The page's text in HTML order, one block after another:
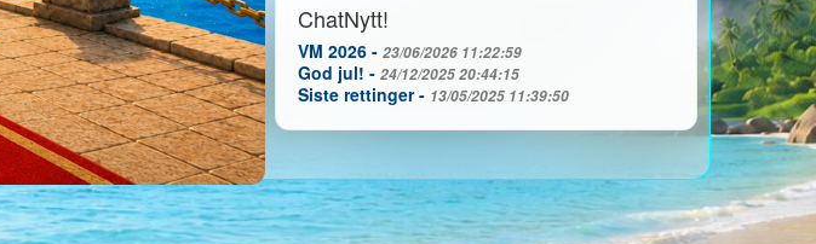
ChatNytt!
VM 2026 - 23/06/2026 11:22:59
God jul! - 24/12/2025 20:44:15
Siste rettinger - 13/05/2025 11:39:50